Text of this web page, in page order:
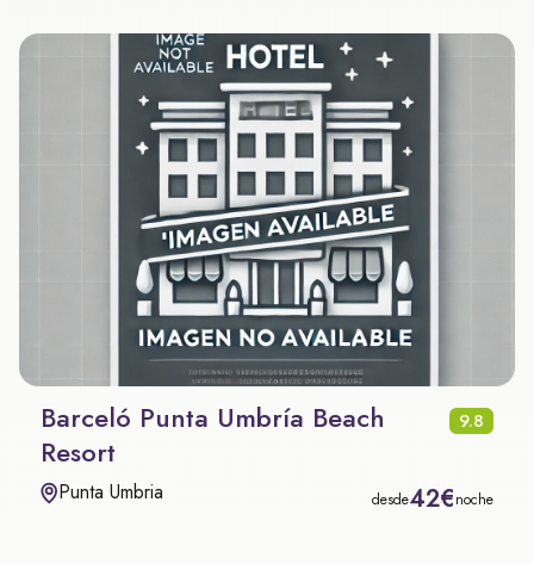
Barceló Punta Umbría Beach
Resort
9.8
Punta Umbria desde42€noche